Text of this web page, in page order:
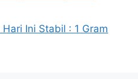
Ini Stabil : 1 Gram